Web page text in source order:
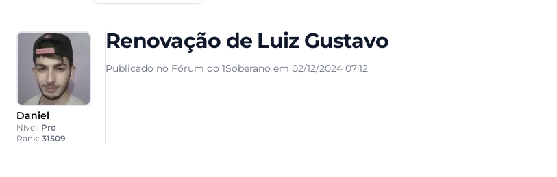
Daniel
Nível: Pro
Rank: 31509
Renovação de Luiz Gustavo
Publicado no Fórum do 1Soberano em 02/12/2024 07:12